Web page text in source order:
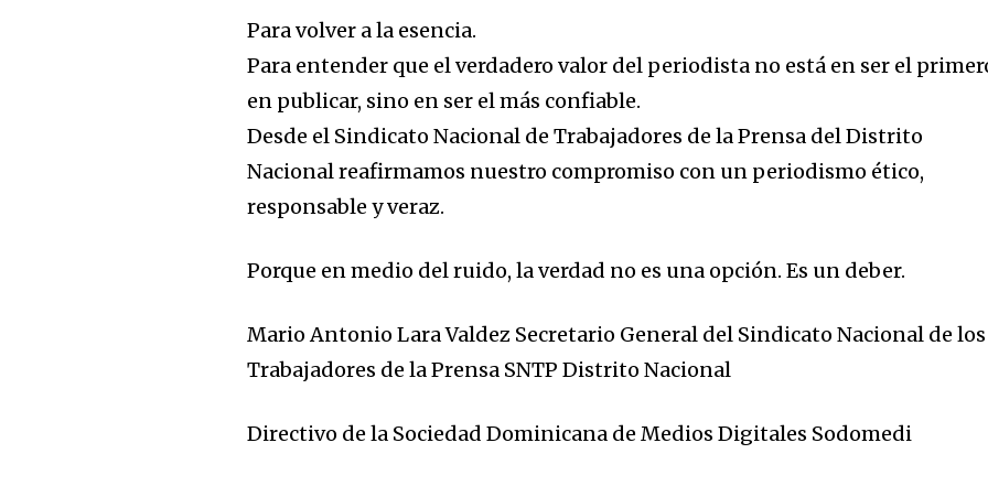
Para volver a la esencia.
Para entender que el verdadero valor del periodista no está en ser el
en publicar, sino en ser el más confiable.
Desde el Sindicato Nacional de Trabajadores de la Prensa del Distrito
Nacional reafirmamos nuestro compromiso con un periodismo ético,
responsable y veraz.
Porque en medio del ruido, la verdad no es una opción. Es un deber.
Mario Antonio Lara Valdez Secretario General del Sindicato Nacional de los
Trabajadores de la Prensa SNTP Distrito Nacional
Directivo de la Sociedad Dominicana de Medios Digitales Sodomedi